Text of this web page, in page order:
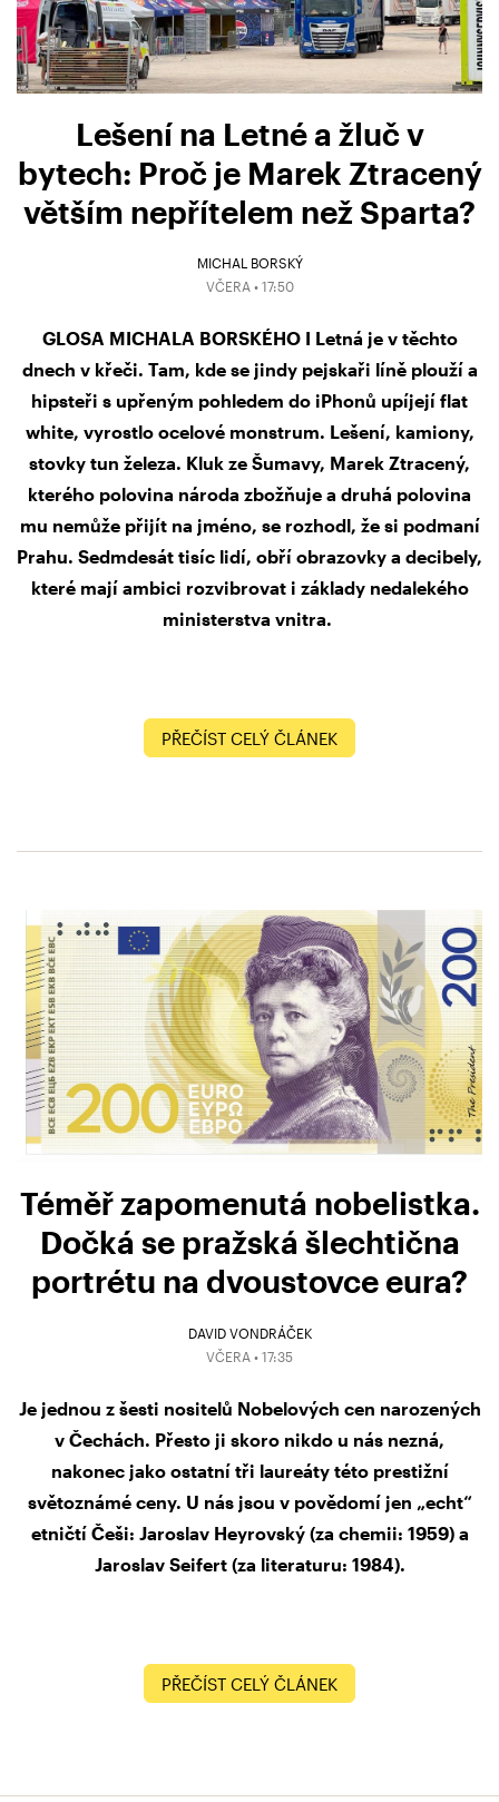
Lešení na Letné a žluč v
bytech: Proč je Marek Ztracený
větším nepřítelem než Sparta?
MICHAL BORSKÝ
VČERA • 17:50
GLOSA MICHALA BORSKÉHO I Letná je v těchto
dnech v křeči. Tam, kde se jindy pejskaři líně plouží a
hipsteři s upřeným pohledem do iPhonů upíjejí flat
white, vyrostlo ocelové monstrum. Lešení, kamiony,
stovky tun železa. Kluk ze Šumavy, Marek Ztracený,
kterého polovina národa zbožňuje a druhá polovina
mu nemůže přijít na jméno, se rozhodl, že si podmaní
Prahu. Sedmdesát tisíc lidí, obří obrazovky a decibely,
které mají ambici rozvibrovat i základy nedalekého
ministerstva vnitra.
PŘEČÍST CELÝ ČLÁNEK
Téměř zapomenutá nobelistka.
Dočká se pražská šlechtična
portrétu na dvoustovce eura?
DAVID VONDRÁČEK
VČERA • 17:35
Je jednou z šesti nositelů Nobelových cen narozených
v Čechách. Přesto ji skoro nikdo u nás nezná,
nakonec jako ostatní tři laureáty této prestižní
světoznámé ceny. U nás jsou v povědomí jen „echt“
etničtí Češi: Jaroslav Heyrovský (za chemii: 1959) a
Jaroslav Seifert (za literaturu: 1984).
PŘEČÍST CELÝ ČLÁNEK